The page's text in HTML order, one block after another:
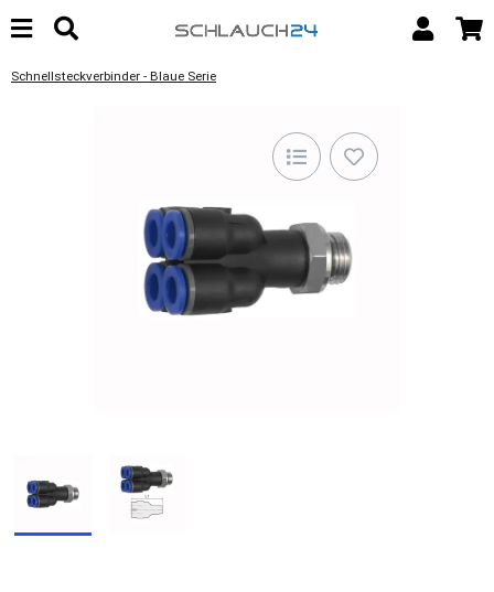
Schnellsteckverbinder - Blaue Serie